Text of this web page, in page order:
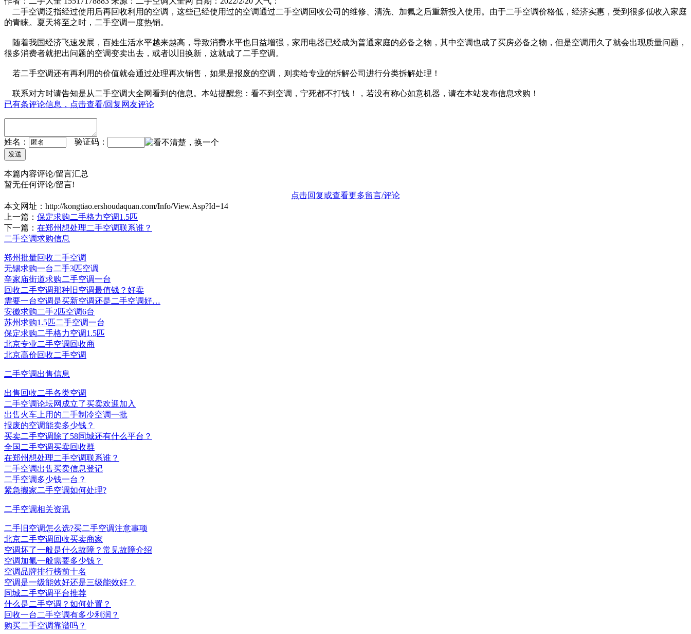
二手空调泛指经过使用后再回收利用的空调，这些已经使用过的空调通过二手空调回收公司的维修、清洗、加氟之后重新投入使用。由于二手空调价格低，经济实惠，受到很多低收入家庭
的青睐。夏天将至之时，二手空调一度热销。
随着我国经济飞速发展，百姓生活水平越来越高，导致消费水平也日益增强，家用电器已经成为普通家庭的必备之物，其中空调也成了买房必备之物，但是空调用久了就会出现质量问题，
很多消费者就把出问题的空调变卖出去，或者以旧换新，这就成了二手空调。
若二手空调还有再利用的价值就会通过处理再次销售，如果是报废的空调，则卖给专业的拆解公司进行分类拆解处理！
联系对方时请告知是从 二手空调大全网看到的信息。本站提醒您： 看不到空调，宁死都不打钱！
，若没有称心如意机器，请在本站发布信息求购！
已有条评论信息，点击查看/回复网友评论
姓名： 验证码：
本篇内容评论/留言汇总
暂无任何评论/留言!
点击回复或查看更多留言/评论
本文网址： http://kongtiao.ershoudaquan.com/Info/View.Asp?Id=14
上一篇： 保定求购二手格力空调1.5匹
下一篇： 在郑州想处理二手空调联系谁？
二手空调求购信息
郑州批量回收二手空调
无锡求购一台二手3匹空调
辛家庙街道求购二手空调一台
回收二手空调那种旧空调最值钱？好卖
需要一台空调是买新空调还是二手空调好…
安徽求购二手2匹空调6台
苏州求购1.5匹二手空调一台
保定求购二手格力空调1.5匹
北京专业二手空调回收商
北京高价回收二手空调
二手空调出售信息
出售回收二手各类空调
二手空调论坛网成立了买卖欢迎加入
出售火车上用的二手制冷空调一批
报废的空调能卖多少钱？
买卖二手空调除了58同城还有什么平台？
全国二手空调买卖回收群
在郑州想处理二手空调联系谁？
二手空调出售买卖信息登记
二手空调多少钱一台？
紧急搬家二手空调如何处理?
二手空调相关资讯
二手旧空调怎么选?买二手空调注意事项
北京二手空调回收买卖商家
空调坏了一般是什么故障？常见故障介绍
空调加氟一般需要多少钱？
空调品牌排行榜前十名
空调是一级能效好还是三级能效好？
同城二手空调平台推荐
什么是二手空调？如何处置？
回收一台二手空调有多少利润？
购买二手空调靠谱吗？